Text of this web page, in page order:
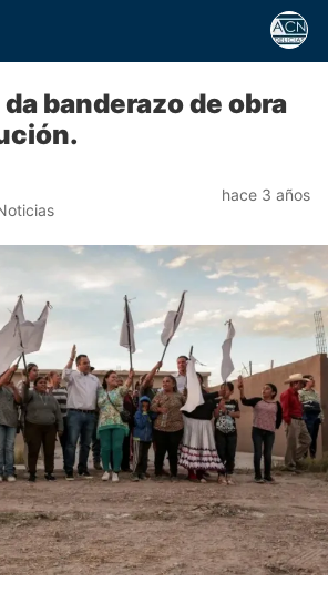
banderazo de obra
hace 3 años